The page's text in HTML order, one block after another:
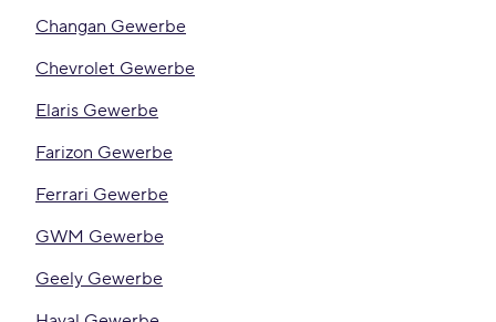
Changan Gewerbe
Chevrolet Gewerbe
Elaris Gewerbe
Farizon Gewerbe
Ferrari Gewerbe
GWM Gewerbe
Geely Gewerbe